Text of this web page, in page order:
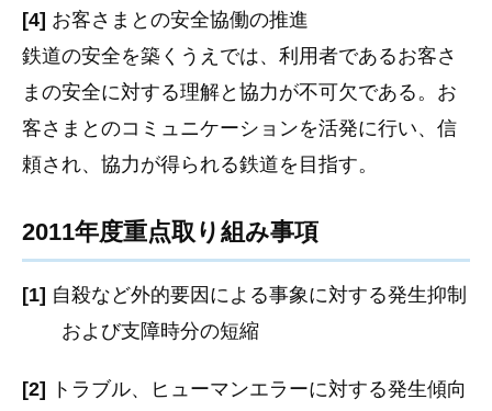
[4] お客さまとの安全協働の推進
鉄道の安全を築くうえでは、利用者であるお客さ
まの安全に対する理解と協力が不可欠である。お
客さまとのコミュニケーションを活発に行い、信
頼され、協力が得られる鉄道を目指す。
2011年度重点取り組み事項
[1] 自殺など外的要因による事象に対する発生抑制
および支障時分の短縮
[2]
トラブル、ヒューマンエラーに対する発生傾向